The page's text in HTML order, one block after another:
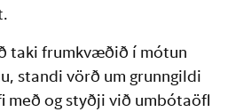
taki frumkvæðið í mótun
standi vörð um grunngildi
með og styðji við umbótaöfl